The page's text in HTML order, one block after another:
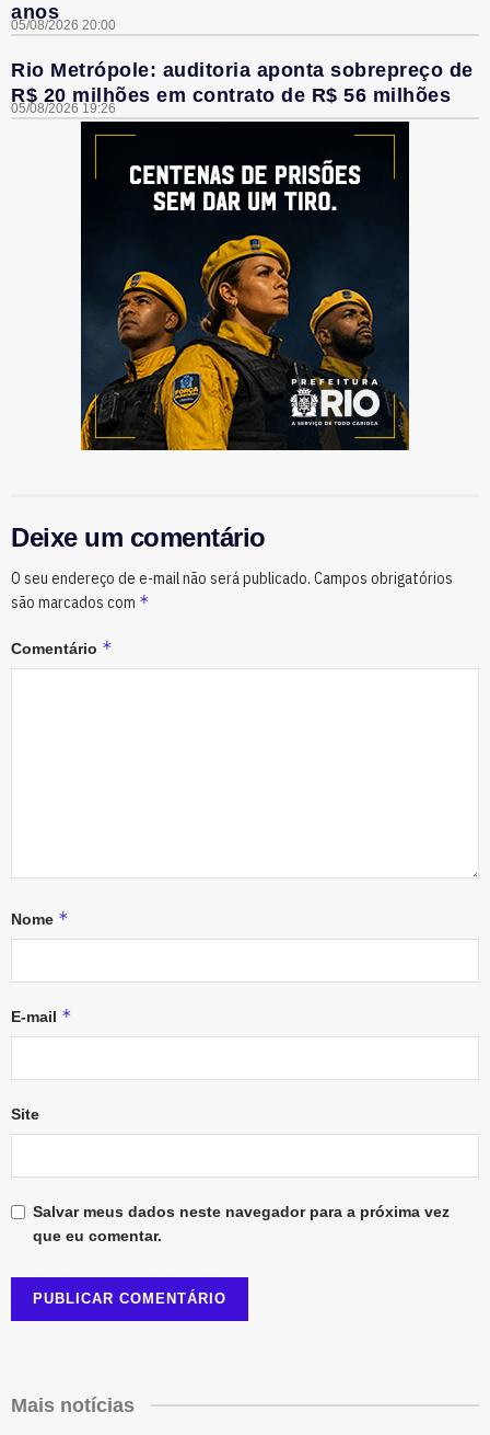
anos
05/08/2026 20:00
Rio Metrópole: auditoria aponta sobrepreço de
R$ 20 milhões em contrato de R$ 56 milhões
05/08/2026 19:26
Deixe um comentário
O seu endereço de e-mail não será publicado. Campos obrigatórios
são marcados com *
Comentário *
Nome *
E-mail *
Site
Salvar meus dados neste navegador para a próxima vez
que eu comentar.
Mais notícias